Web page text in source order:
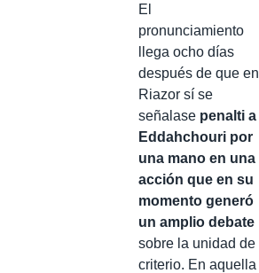
El
pronunciamiento
llega ocho días
después de que en
Riazor sí se
señalase penalti a
Eddahchouri por
una mano en una
acción que en su
momento generó
un amplio debate
sobre la unidad de
criterio. En aquella